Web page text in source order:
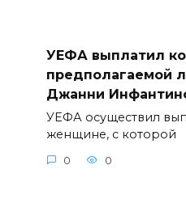
УЕФА выплатил
предполагаемой
Джанни
УЕФА осуществил
женщине, с которой
0 0